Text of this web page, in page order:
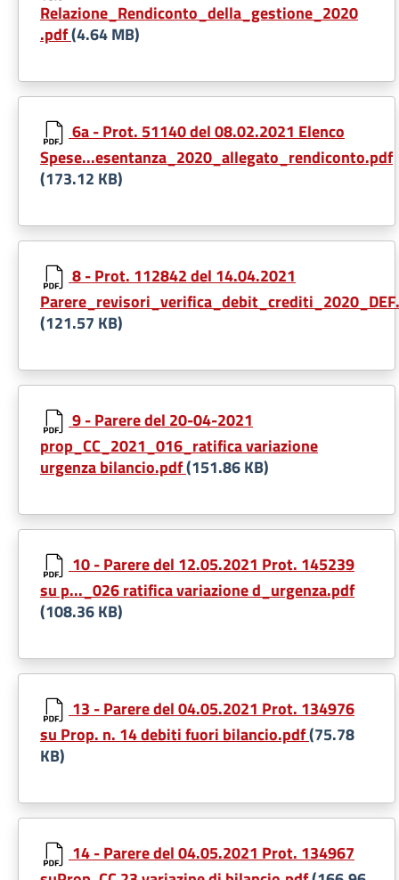
Relazione_Rendiconto_della_gestione_2020
.pdf(4.64 MB)
6a - Prot. 51140 del 08.02.2021 Elenco
Spese...esentanza_2020_allegato_rendiconto.pdf
(173.12 KB)
8 - Prot. 112842 del 14.04.2021
(121.57 KB)
9 - Parere del 20-04-2021
prop_CC_2021_016_ratifica variazione
urgenza bilancio.pdf(151.86 KB)
10 - Parere del 12.05.2021 Prot. 145239
su p..._026 ratifica variazione d_urgenza.pdf
(108.36 KB)
13 - Parere del 04.05.2021 Prot. 134976
su Prop. n. 14 debiti fuori bilancio.pdf(75.78
KB)
14 - Parere del 04.05.2021 Prot. 134967